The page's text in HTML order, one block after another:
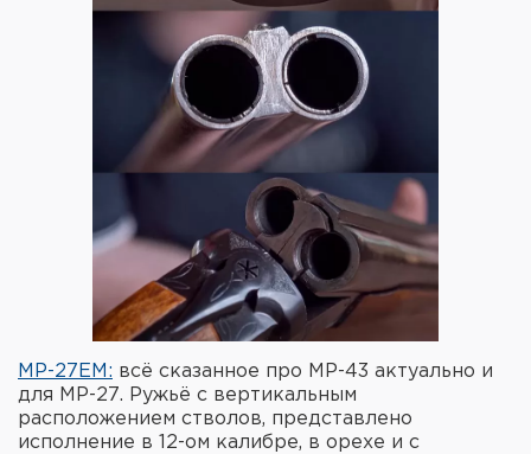
МР-27ЕМ: всё сказанное про МР-43 актуально и
для МР-27. Ружьё с вертикальным
расположением стволов, представлено
исполнение в 12-ом калибре, в орехе и с